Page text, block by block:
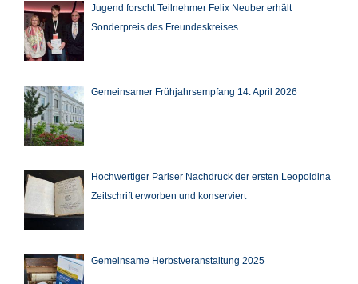
Jugend forscht Teilnehmer Felix Neuber erhält
Sonderpreis des Freundeskreises
Gemeinsamer Frühjahrsempfang 14. April 2026
Hochwertiger Pariser Nachdruck der ersten Leopoldina
Zeitschrift erworben und konserviert
Gemeinsame Herbstveranstaltung 2025